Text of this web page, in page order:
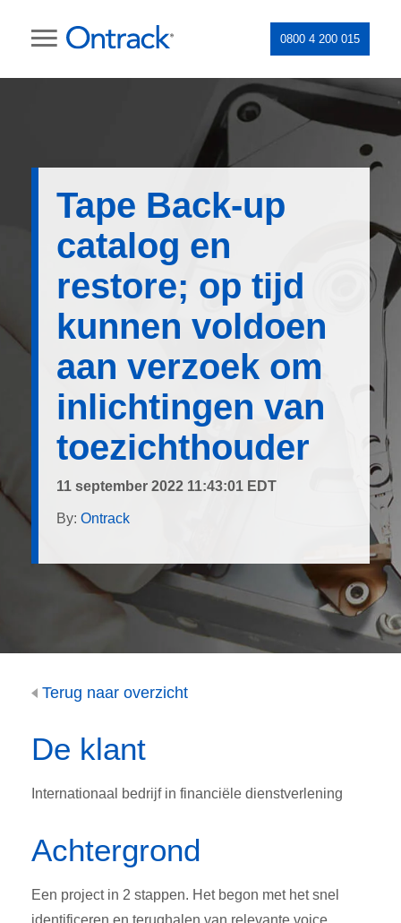
0800 4 200 015
Tape Back-up
catalog en
restore; op tijd
kunnen voldoen
aan verzoek om
inlichtingen van
toezichthouder
11 september 2022 11:43:01 EDT
By: Ontrack
Terug naar overzicht
De klant
Internationaal bedrijf in financiële dienstverlening
Achtergrond
Een project in 2 stappen. Het begon met het snel
identificeren en terughalen van relevante voice